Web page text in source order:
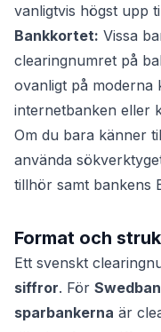
vanligtvis högst upp
Bankkortet: Vissa
clearingnumret på
ovanligt på moderna
internetbanken eller
Om du bara känner
använda
tillhör samt bankens
Format och
Ett svenskt
siffror. För
sparbankerna är